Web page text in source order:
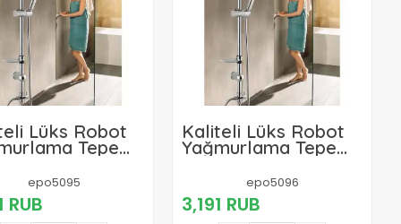
Lüks Robot
Tepe
epo5095
RUB
Kaliteli Lüks Robot
Yağmurlama Tepe
Duş Seti
(beyaz)dikdörtgen
Başlık
epo5096
3,191 RUB